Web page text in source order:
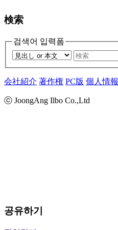
検索
검색어 입력폼
会社紹介 著作権 PC版 個人情報
ⓒ JoongAng Ilbo Co.,Ltd
공유하기